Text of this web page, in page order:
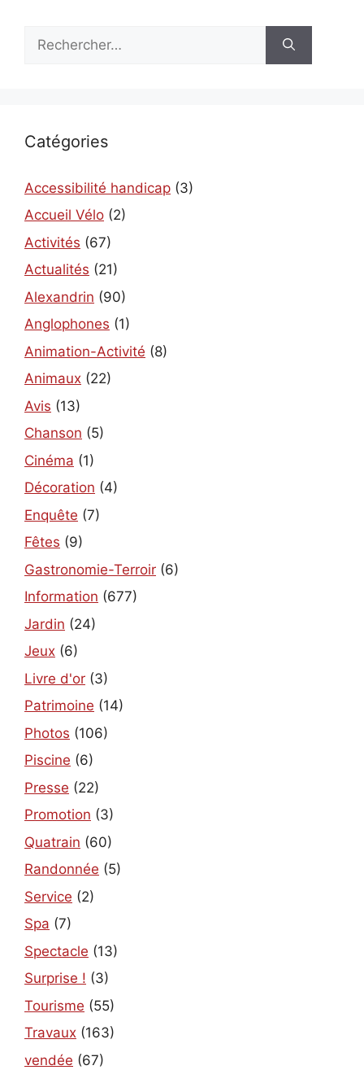
Catégories
Accessibilité handicap (3)
Accueil Vélo (2)
Activités (67)
Actualités (21)
Alexandrin (90)
Anglophones (1)
Animation-Activité (8)
Animaux (22)
Avis (13)
Chanson (5)
Cinéma (1)
Décoration (4)
Enquête (7)
Fêtes (9)
Gastronomie-Terroir (6)
Information (677)
Jardin (24)
Jeux (6)
Livre d'or (3)
Patrimoine (14)
Photos (106)
Piscine (6)
Presse (22)
Promotion (3)
Quatrain (60)
Randonnée (5)
Service (2)
Spa (7)
Spectacle (13)
Surprise ! (3)
Tourisme (55)
Travaux (163)
vendée (67)